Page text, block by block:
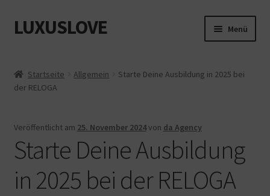
Zur
Navigation
Zum
Inhalt
LUXUSLOVE Menü
Cookie-Richtlinie (EU)
Datenschutz
Impressum
Kasse
Startseite Allgemein
Starte Deine Ausbildung in 2025 bei
der RELOGA
Veröffentlicht am 25. November 2024von da Agency
Starte Deine Ausbildung
in 2025 bei der RELOGA